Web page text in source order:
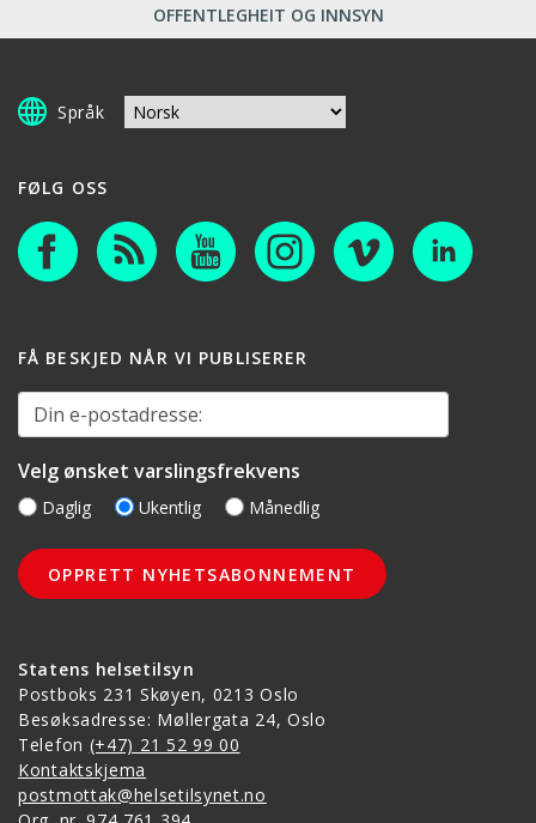
OFFENTLEGHEIT OG INNSYN
Språk
Statens helsetilsyn
Postboks 231 Skøyen, 0213 Oslo
Besøksadresse: Møllergata 24, Oslo
Telefon (+47) 21 52 99 00
Kontaktskjema
postmottak@helsetilsynet.no
FØLG OSS
FÅ BESKJED NÅR VI PUBLISERER
Din e-postadresse:
Velg ønsket varslingsfrekvens
Daglig Ukentlig Månedlig